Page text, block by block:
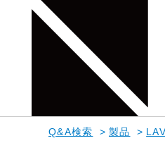
Q&A検索 > 製品 >